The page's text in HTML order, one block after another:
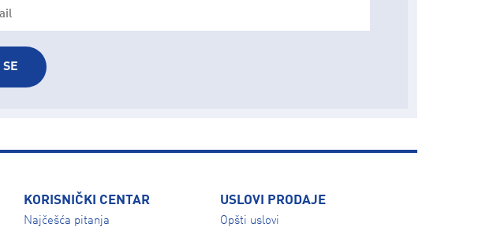
SE
KORISNIČKI CENTAR
Najčešća pitanja
USLOVI PRODAJE
Opšti uslovi